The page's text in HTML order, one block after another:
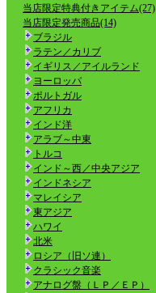
当店限定特典付きアイテム(27)
当店限定発売商品(14)
ブラジル
ラテン／カリブ
イギリス／アイルランド
ヨーロッパ
ポルトガル
アフリカ
インド洋
アラブ～中東
トルコ
インド～西／中央アジア
インドネシア
マレイシア
東アジア
ハワイ
北米
ロシア（旧ソ連）
クラシック音楽
アナログ盤（ＬＰ／ＥＰ）